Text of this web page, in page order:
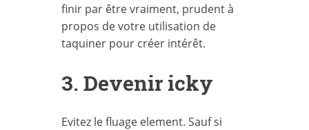
finir par être vraiment, prudent à
propos de votre utilisation de
taquiner pour créer intérêt.
3. Devenir icky
Evitez le fluage element. Sauf si